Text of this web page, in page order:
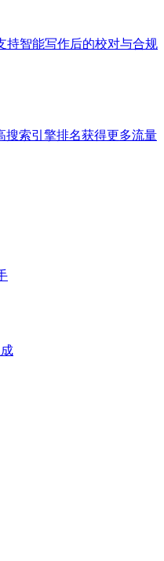
持智能写作后的校对与合规
搜索引擎排名获得更多流量